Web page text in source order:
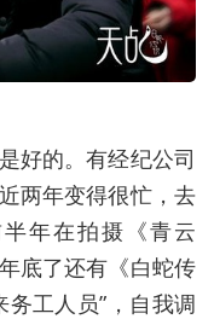
好的。有经纪公司
两年变得很忙，去
年在拍摄《青云
底了还有《白蛇传
工人员”，自我调